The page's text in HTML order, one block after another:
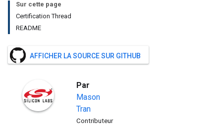
Sur cette page
Certification Thread
README
AFFICHER LA SOURCE SUR GITHUB
Par
Mason
Tran
Contributeur